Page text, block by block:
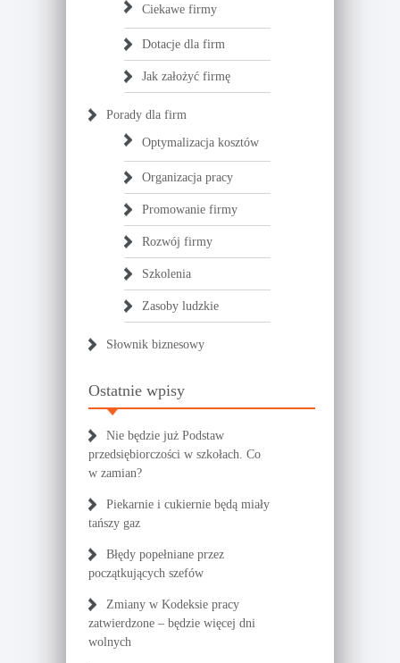
Ciekawe firmy
Dotacje dla firm
Jak założyć firmę
Porady dla firm
Optymalizacja kosztów
Organizacja pracy
Promowanie firmy
Rozwój firmy
Szkolenia
Zasoby ludzkie
Słownik biznesowy
Ostatnie wpisy
Nie będzie już Podstaw
przedsiębiorczości w szkołach. Co
w zamian?
Piekarnie i cukiernie będą miały
tańszy gaz
Błędy popełniane przez
początkujących szefów
Zmiany w Kodeksie pracy
zatwierdzone – będzie więcej dni
wolnych